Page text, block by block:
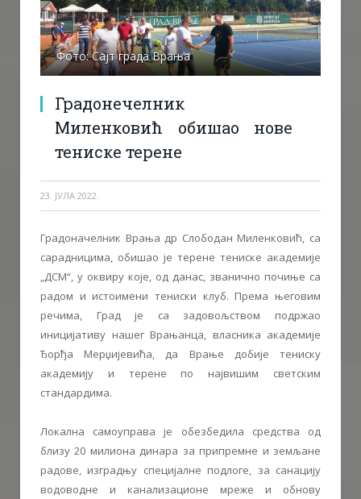
Фото: Сајт града Врања
Градонечелник
Миленковић обишао нове
тениске терене
23. ЈУЛА 2022.
Градоначелник Врања др Слободан Миленковић, са
сарадницима, обишао је терене тениске академије
„ДСМ“, у оквиру које, од данас, званично почиње са
радом и истоимени тениски клуб. Према његовим
речима, Град је са задовољством подржао
иницијативу нашег Врањанца, власника академије
Ђорђа Мерџијевића, да Врање добије тениску
академију и терене по највишим светским
стандардима.
Локална самоуправа је обезбедила средства од
близу 20 милиона динара за припремне и земљане
радове, изградњу специјалне подлоге, за санацију
водоводне и канализационе мреже и обнову